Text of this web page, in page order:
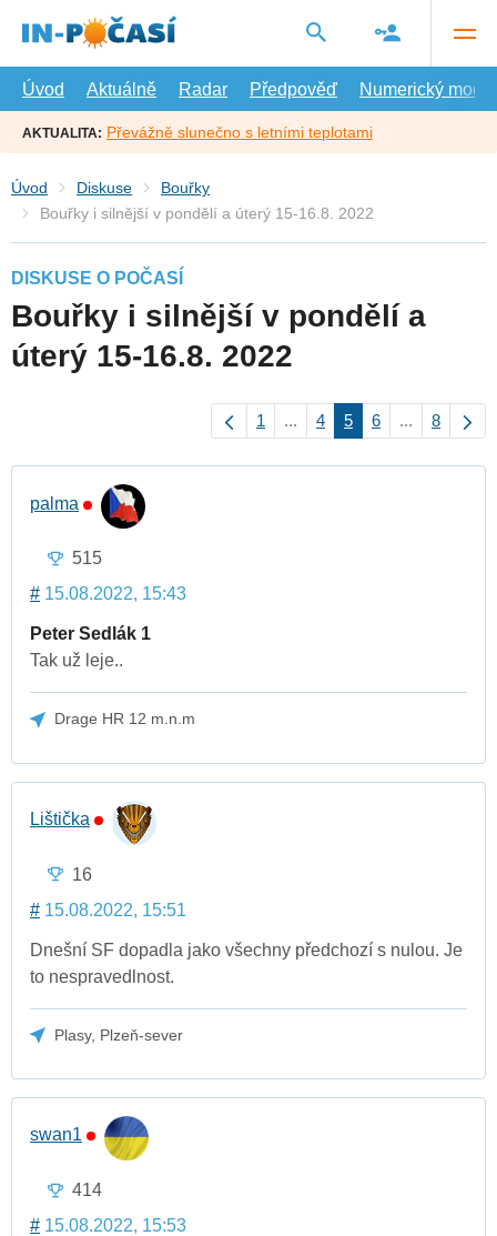
hlavní
Úvod
Aktuálně Radar Předpověď Numerický model
AKTUALITA: Převážně slunečno s letními teplotami
Úvod Diskuse
Bouřky
Bouřky i silnější v pondělí a úterý 15-16.8. 2022
DISKUSE O POČASÍ
Bouřky i silnější v pondělí a
úterý 15-16.8. 2022
1 ... 4 5 6 ... 8
palma
515
# 15.08.2022, 15:43
Peter Sedlák 1
Tak už leje..
Drage HR 12 m.n.m
Lištička
16
# 15.08.2022, 15:51
Dnešní SF dopadla jako všechny předchozí s nulou. Je
to nespravedlnost.
Plasy, Plzeň-sever
swan1
414
# 15.08.2022, 15:53